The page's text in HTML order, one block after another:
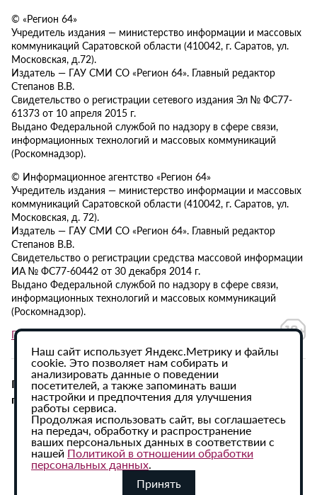
© «Регион 64»
Учредитель издания — министерство информации и массовых
коммуникаций Саратовской области (410042, г. Саратов, ул.
Московская, д.72).
Издатель — ГАУ СМИ СО «Регион 64». Главный редактор
Степанов В.В.
Свидетельство о регистрации сетевого издания Эл № ФС77-
61373 от 10 апреля 2015 г.
Выдано Федеральной службой по надзору в сфере связи,
информационных технологий и массовых коммуникаций
(Роскомнадзор).
© Информационное агентство «Регион 64»
Учредитель издания — министерство информации и массовых
коммуникаций Саратовской области (410042, г. Саратов, ул.
Московская, д. 72).
Издатель — ГАУ СМИ СО «Регион 64». Главный редактор
Степанов В.В.
Свидетельство о регистрации средства массовой информации
ИА № ФС77-60442 от 30 декабря 2014 г.
Выдано Федеральной службой по надзору в сфере связи,
информационных технологий и массовых коммуникаций
(Роскомнадзор).
Политика в отношении обработки персональных данных
При использовании материалов сайта активная
гиперссылка на ИА «Регион 64» обязательна.
Наш сайт использует Яндекс.Метрику и файлы
cookie. Это позволяет нам собирать и
анализировать данные о поведении
посетителей, а также запоминать ваши
настройки и предпочтения для улучшения
работы сервиса.
Продолжая использовать сайт, вы соглашаетесь
на передач, обработку и распространение
ваших персональных данных в соответствии с
нашей Политикой в отношении обработки
персональных данных.
Принять